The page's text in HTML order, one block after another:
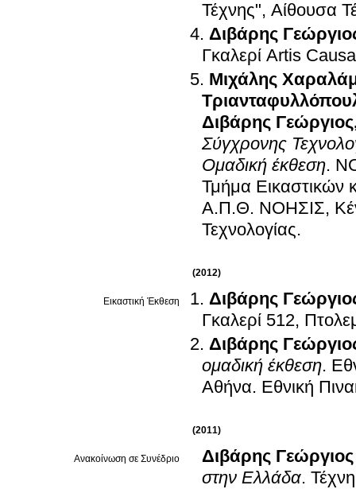
Τέχνης", Αίθουσα
Διβάρης
Γκαλερί Artis
Μιχάλης
Διβάρης Γεώργιος
Σύγχρονης
Ομαδική έκθεση.
Τμήμα
Α.Π.Θ. ΝΟΗΣΙΣ, Κέντρο Διάδοσης Επιστημών και Μουσείο
Τεχνολογίας.
(2012)
Εικαστική Έκθεση
Διβάρης
Γκαλερί 512,
Διβάρης
ομαδική έκθεση.
Αθήνα. Εθνική
(2011)
Ανακοίνωση σε Συνέδριο
Διβάρης Γεώργιος
στην Ελλάδα.